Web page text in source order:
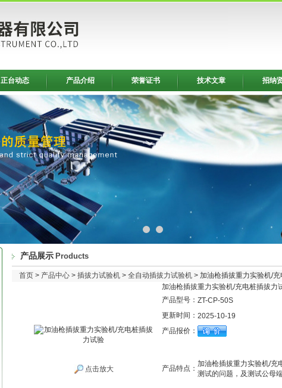
正台动态 产品介绍 荣誉证书 技术文章 招纳
产品展示 Products
首页 > 产品中心 > 插拔力试验机 > 全自动插拔力试验机 > 加油枪插拔重力实验机/
加油枪插拔重力实验机/充电桩插拔力
点击放大
产品型号： ZT-CP-50S
更新时间： 2025-10-19
产品报价：
产品特点：
加油枪插拔重力实验机/充
测试的问题，及测试公母